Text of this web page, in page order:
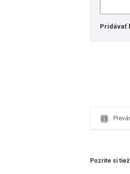
Pridávať
Pozrite si